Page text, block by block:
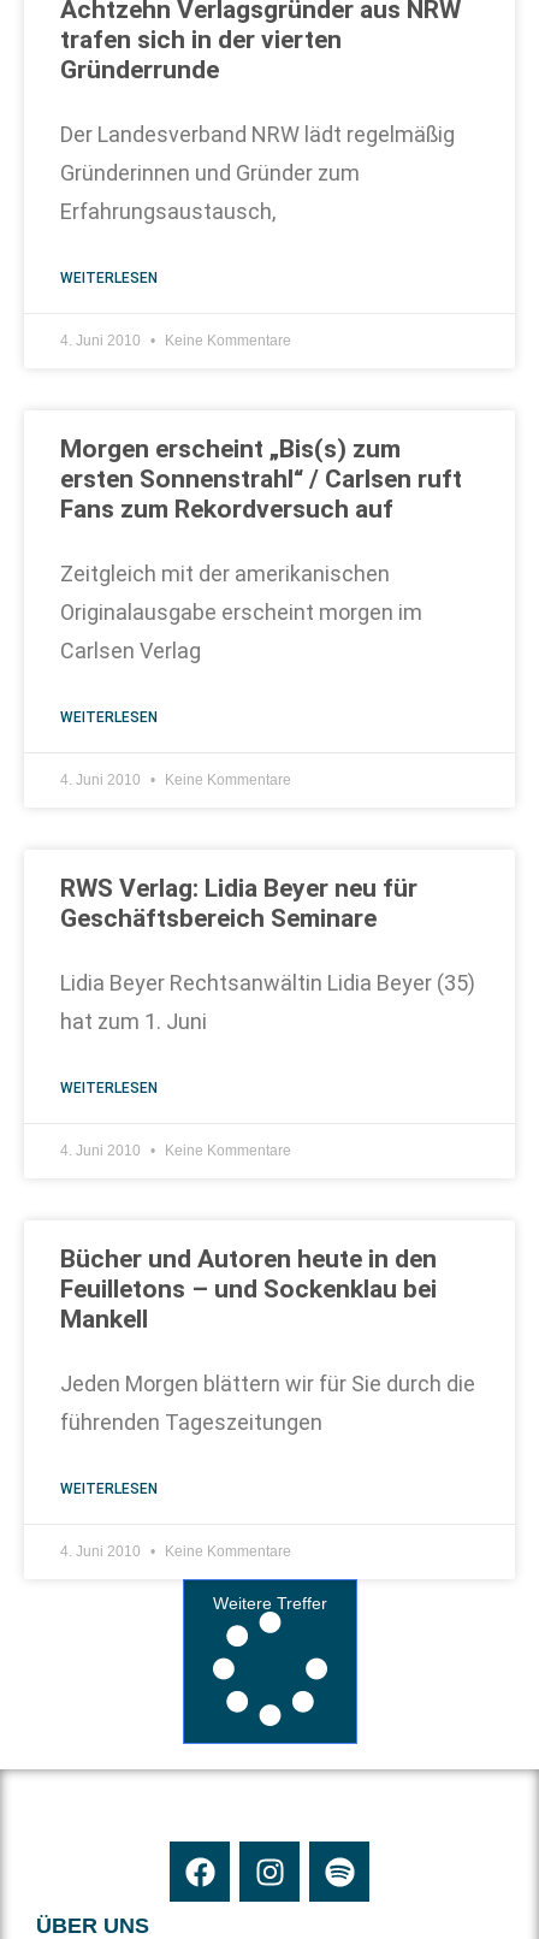
Achtzehn Verlagsgründer aus NRW
trafen sich in der vierten
Gründerrunde
Der Landesverband NRW lädt regelmäßig
Gründerinnen und Gründer zum
Erfahrungsaustausch,
WEITERLESEN
4. Juni 2010 Keine Kommentare
Morgen erscheint „Bis(s) zum
ersten Sonnenstrahl“ / Carlsen ruft
Fans zum Rekordversuch auf
Zeitgleich mit der amerikanischen
Originalausgabe erscheint morgen im
Carlsen Verlag
WEITERLESEN
4. Juni 2010 Keine Kommentare
RWS Verlag: Lidia Beyer neu für
Geschäftsbereich Seminare
Lidia Beyer Rechtsanwältin Lidia Beyer (35)
hat zum 1. Juni
WEITERLESEN
4. Juni 2010 Keine Kommentare
Bücher und Autoren heute in den
Feuilletons – und Sockenklau bei
Mankell
Jeden Morgen blättern wir für Sie durch die
führenden Tageszeitungen
WEITERLESEN
4. Juni 2010 Keine Kommentare
Weitere Treffer
ÜBER UNS